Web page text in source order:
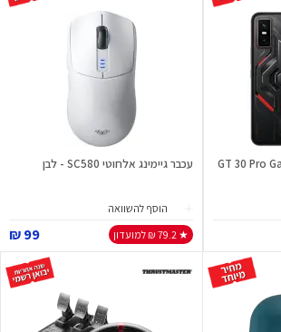
GT 30 Pro עכבר גיימינג אלחוטי SC580 - לבן
הוסף להשוואה
★ 79.2 ₪ למועדון
99 ₪